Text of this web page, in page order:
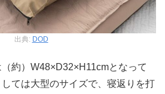
出典: DOD
約）W48×D32×H11cmとなって
ては大型のサイズで、寝返りを打